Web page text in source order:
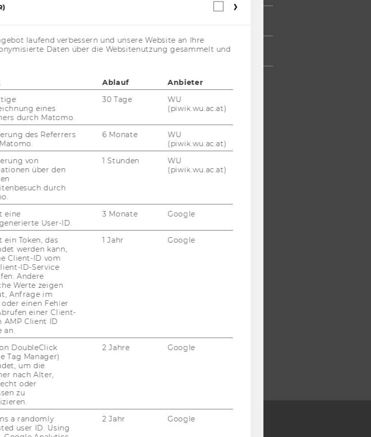
STUDIUM
AN DER
UNTERNEHMEN
Webstatistik
laufend verbessern und unsere Website an Ihre
Daten über die Websitenutzung gesammelt und
Ablauf
Anbieter
eines
durch Matomo.
30 Tage
WU
(piwik.wu.ac.at)
des Referrers
6 Monate
WU
(piwik.wu.ac.at)
von
über den
durch
1 Stunden
WU
(piwik.wu.ac.at)
eine
User-ID.
3 Monate Google
ein Token, das
werden kann,
Client-ID vom
ID-Service
Andere
Werte zeigen
Anfrage im
oder einen Fehler
einer Client-
AMP Client ID
an.
1 Jahr Google
DoubleClick
Tag Manager)
um die
nach Alter,
oder
zu
2 Jahre Google
a randomly
user ID. Using
2 Jahr Google